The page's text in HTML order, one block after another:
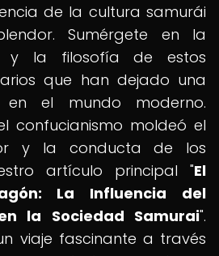
de la cultura samurái
Sumérgete en la
y la filosofía de estos
que han dejado una
en el mundo moderno.
confucianismo moldeó el
y la conducta de los
artículo principal "El
La Influencia del
la Sociedad Samurai".
viaje fascinante a través